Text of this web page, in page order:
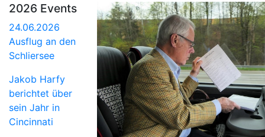
2026 Events
24.06.2026
Ausflug an den
Schliersee
Jakob Harfy
berichtet über
sein Jahr in
Cincinnati